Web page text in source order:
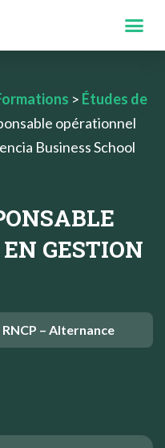
> Études de
opérationnel
Business School
GESTION
– Alternance